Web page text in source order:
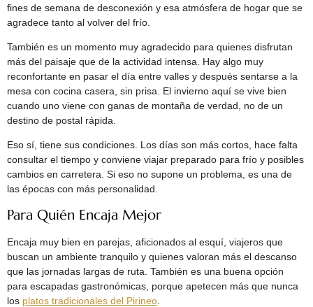
fines de semana de desconexión y esa atmósfera de hogar que se
agradece tanto al volver del frío.
También es un momento muy agradecido para quienes disfrutan
más del paisaje que de la actividad intensa. Hay algo muy
reconfortante en pasar el día entre valles y después sentarse a la
mesa con cocina casera, sin prisa. El invierno aquí se vive bien
cuando uno viene con ganas de montaña de verdad, no de un
destino de postal rápida.
Eso sí, tiene sus condiciones. Los días son más cortos, hace falta
consultar el tiempo y conviene viajar preparado para frío y posibles
cambios en carretera. Si eso no supone un problema, es una de
las épocas con más personalidad.
Para Quién Encaja Mejor
Encaja muy bien en parejas, aficionados al esquí, viajeros que
buscan un ambiente tranquilo y quienes valoran más el descanso
que las jornadas largas de ruta. También es una buena opción
para escapadas gastronómicas, porque apetecen más que nunca
los platos tradicionales del Pirineo